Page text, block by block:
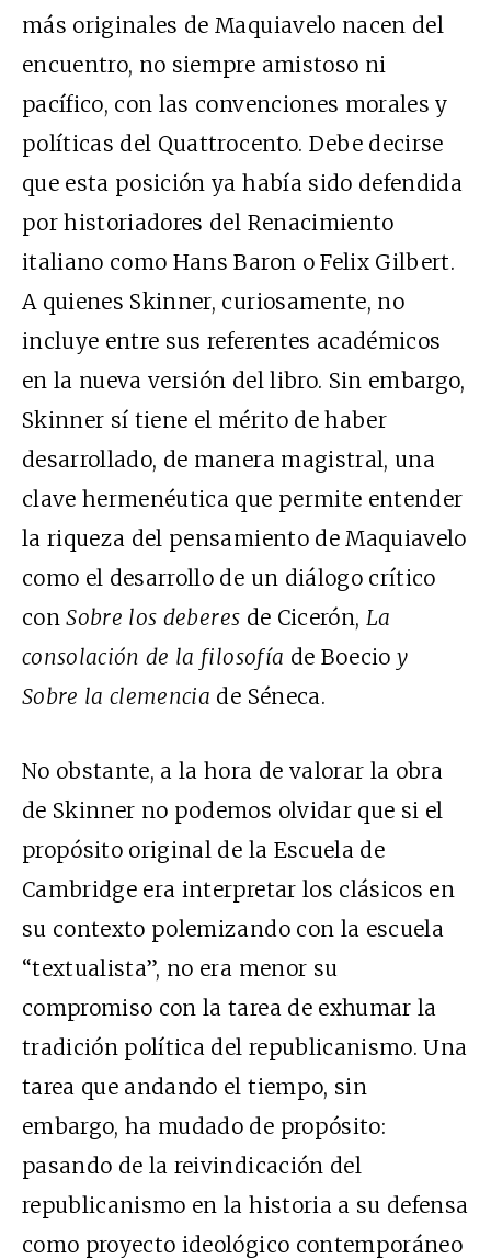
más originales de Maquiavelo nacen del
encuentro, no siempre amistoso ni
pacífico, con las convenciones morales y
políticas del Quattrocento. Debe decirse
que esta posición ya había sido defendida
por historiadores del Renacimiento
italiano como Hans Baron o Felix Gilbert.
A quienes Skinner, curiosamente, no
incluye entre sus referentes académicos
en la nueva versión del libro. Sin embargo,
Skinner sí tiene el mérito de haber
desarrollado, de manera magistral, una
clave hermenéutica que permite entender
la riqueza del pensamiento de Maquiavelo
como el desarrollo de un diálogo crítico
conSobre los deberes de Cicerón, La
consolación de la filosofía de Boecio y
Sobre la clemencia de Séneca.
No obstante, a la hora de valorar la obra
de Skinner no podemos olvidar que si el
propósito original de la Escuela de
Cambridge era interpretar los clásicos en
su contexto polemizando con la escuela
“textualista”, no era menor su
compromiso con la tarea de exhumar la
tradición política del republicanismo. Una
tarea que andando el tiempo, sin
embargo, ha mudado de propósito:
pasando de la reivindicación del
republicanismo en la historia a su defensa
como proyecto ideológico contemporáneo